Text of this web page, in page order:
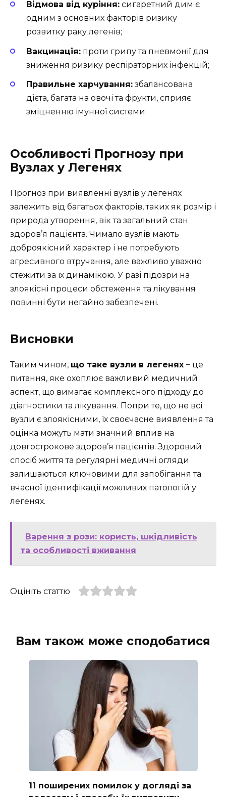
Відмова від куріння: сигаретний дим є
одним з основних факторів ризику
розвитку раку легенів;
Вакцинація: проти грипу та пневмонії для
зниження ризику респіраторних інфекцій;
Правильне харчування: збалансована
дієта, багата на овочі та фрукти, сприяє
зміцненню імунної системи.
Особливості Прогнозу при
Вузлах у Легенях
Прогноз при виявленні вузлів у легенях
залежить від багатьох факторів, таких як розмір і
природа утворення, вік та загальний стан
здоров’я пацієнта. Чимало вузлів мають
доброякісний характер і не потребують
агресивного втручання, але важливо уважно
стежити за їх динамікою. У разі підозри на
злоякісні процеси обстеження та лікування
повинні бути негайно забезпечені.
Висновки
Таким чином, що таке вузли в легенях − це
питання, яке охоплює важливий медичний
аспект, що вимагає комплексного підходу до
діагностики та лікування. Попри те, що не всі
вузли є злоякісними, їх своєчасне виявлення та
оцінка можуть мати значний вплив на
довгострокове здоров’я пацієнтів. Здоровий
спосіб життя та регулярні медичні огляди
залишаються ключовими для запобігання та
вчасної ідентифікації можливих патологій у
легенях.
Варення з рози: користь, шкідливість
та особливості вживання
Оцініть статтю
Вам також може сподобатися
11 поширених помилок у догляді за